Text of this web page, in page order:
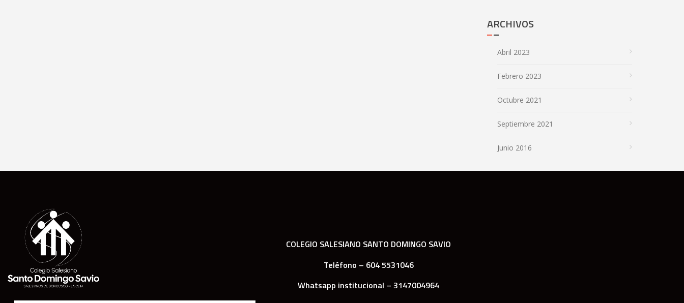
ARCHIVOS
Abril 2023
Febrero 2023
Octubre 2021
Septiembre 2021
Junio 2016
COLEGIO SALESIANO SANTO DOMINGO SAVIO
Teléfono – 604 5531046
Whatsapp institucional – 3147004964